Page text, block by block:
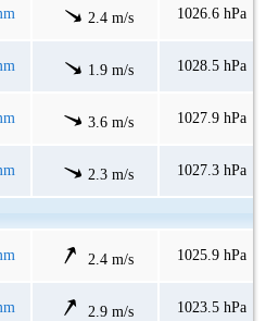
2.4 m/s 1026.6 hPa
1.9 m/s 1028.5 hPa
3.6 m/s 1027.9 hPa
2.3 m/s 1027.3 hPa
2.4 m/s 1025.9 hPa
2.9 m/s 1023.5 hPa